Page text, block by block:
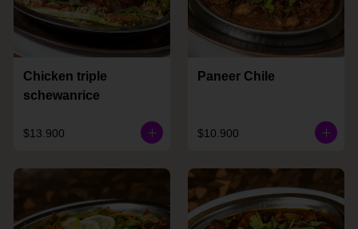
Chicken triple
schewanrice
$13.900
Paneer Chile
$10.900